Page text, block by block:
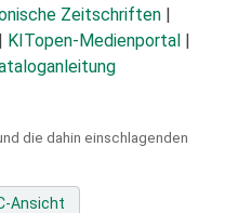
Zeitschriften
KITopen-Medienportal
die dahin einschlagenden
Ansicht